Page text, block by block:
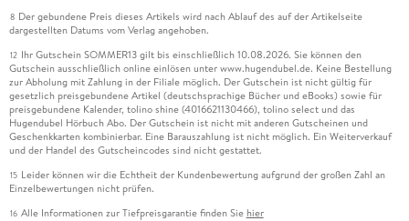
8 Der gebundene Preis dieses Artikels wird nach Ablauf des auf der Artikelseite
dargestellten Datums vom Verlag angehoben.
12 Ihr Gutschein SOMMER13 gilt bis einschließlich 10.08.2026. Sie können den
Gutschein ausschließlich online einlösen unter www.hugendubel.de. Keine Bestellung
zur Abholung mit Zahlung in der Filiale möglich. Der Gutschein ist nicht gültig für
gesetzlich preisgebundene Artikel (deutschsprachige Bücher und eBooks) sowie für
preisgebundene Kalender, tolino shine (4016621130466), tolino select und das
Hugendubel Hörbuch Abo. Der Gutschein ist nicht mit anderen Gutscheinen und
Geschenkkarten kombinierbar. Eine Barauszahlung ist nicht möglich. Ein Weiterverkauf
und der Handel des Gutscheincodes sind nicht gestattet.
15 Leider können wir die Echtheit der Kundenbewertung aufgrund der großen Zahl an
Einzelbewertungen nicht prüfen.
16 Alle Informationen zur Tiefpreisgarantie finden Sie hier